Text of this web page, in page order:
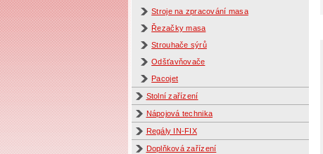
Stroje na zpracování masa
Řezačky masa
Strouhače sýrů
Odšťavňovače
Pacojet
Stolní zařízení
Nápojová technika
Regály IN-FIX
Doplňková zařízení